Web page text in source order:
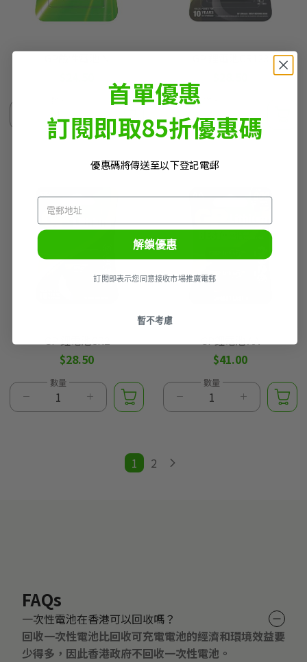
$28.50
數量
$41.00
數量
1 2
FAQs
一次性電池在香港可以回收嗎？
回收一次性電池比回收可充電電池的經濟和環境效益要
少得多，因此香港政府不回收一次性電池。
首單優惠
訂閱即取85折優惠碼
優惠碼將傳送至以下登記電郵
解鎖優惠
訂閲即表示您同意接收市場推廣電郵
暫不考慮